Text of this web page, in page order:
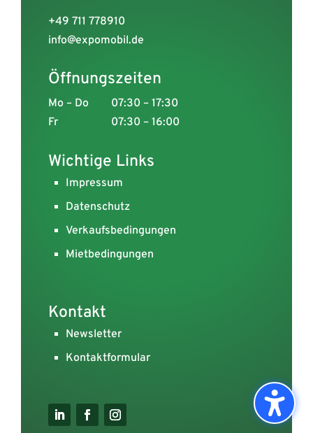
+49 711 778910
info@expomobil.de
Öffnungszeiten
Mo – Do
07:30 – 17:30
Fr
07:30 – 16:00
Wichtige Links
Impressum
Datenschutz
Verkaufsbedingungen
Mietbedingungen
Kontakt
Newsletter
Kontaktformular